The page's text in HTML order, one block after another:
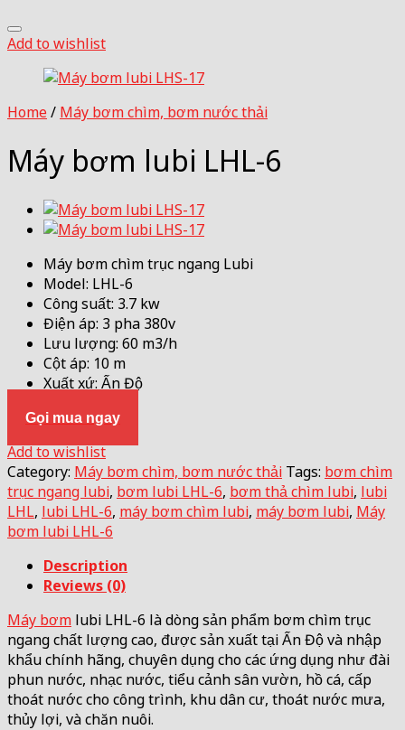
Add to wishlist
Home/ Máy bơm chìm, bơm nước thải
Máy bơm lubi LHL-6
Máy bơm chìm trục ngang Lubi
Model: LHL-6
Công suất: 3.7 kw
Điện áp: 3 pha 380v
Lưu lượng: 60 m3/h
Cột áp: 10 m
Xuất xứ: Ấn Độ
Gọi mua ngay
Add to wishlist
Category: Máy bơm chìm, bơm nước thải Tags: bơm chìm
trục ngang lubi, bơm lubi LHL-6, bơm thả chìm lubi, lubi
LHL, lubi LHL-6, máy bơm chìm lubi, máy bơm lubi, Máy
bơm lubi LHL-6
Description
Reviews (0)
Máy bơm lubi LHL-6 là dòng sản phẩm bơm chìm trục
ngang chất lượng cao, được sản xuất tại Ấn Độ và nhập
khẩu chính hãng, chuyên dụng cho các ứng dụng như đài
phun nước, nhạc nước, tiểu cảnh sân vườn, hồ cá, cấp
thoát nước cho công trình, khu dân cư, thoát nước mưa,
thủy lợi, và chăn nuôi.